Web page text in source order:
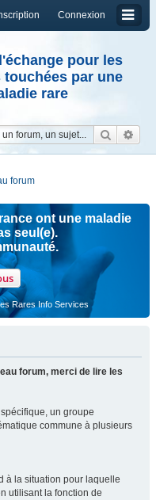
Connexion
pour les
touchées par une
rare
forum
ont une maladie
seul(e).
Rares Info Services
forum, merci de lire les
un groupe
commune à plusieurs
à la situation pour laquelle
utilisant la fonction de